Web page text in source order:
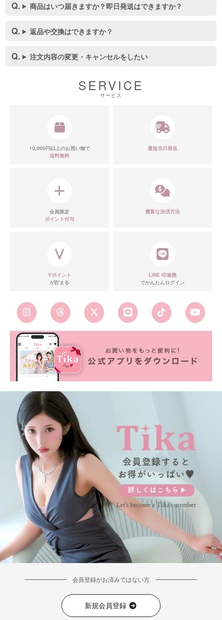
■カラーバリエーション
商品はいつ届きますか？即日発送はできますか？
返品や交換はできますか？
注文内容の変更・キャンセルをしたい
SERVICE
サービス
10,000円以上のお買い物で
送料無料
最短当日発送
会員限定
ポイント付与
豊富な決済方法
Vポイント
が貯まる
LINE ID連携
でかんたんログイン
会員登録がお済みではない方
新規会員登録